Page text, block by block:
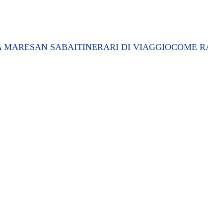
MARESAN SABAITINERARI DI VIAGGIOCOME